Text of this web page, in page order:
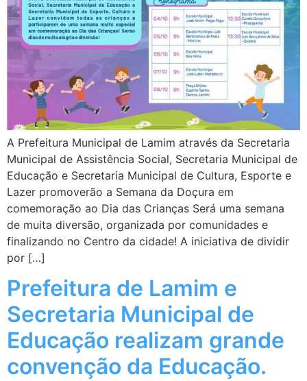
A Prefeitura Municipal de Lamim através da Secretaria
Municipal de Assistência Social, Secretaria Municipal de
Educação e Secretaria Municipal de Cultura, Esporte e
Lazer promoverão a Semana da Doçura em
comemoração ao Dia das Crianças Será uma semana
de muita diversão, organizada por comunidades e
finalizando no Centro da cidade! A iniciativa de dividir
por […]
Prefeitura de Lamim e
Secretaria Municipal de
Educação realizam grande
convenção da Educação.